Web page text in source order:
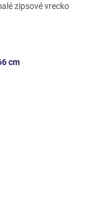
zipsové vrecko
cm